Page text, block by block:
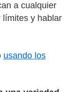
a cualquier
límites y hablar
usando los